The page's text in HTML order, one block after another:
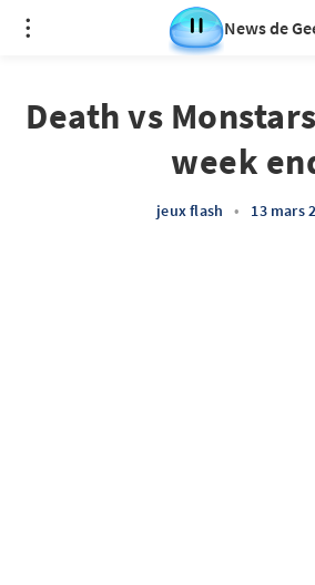
News de
Death vs
week
jeux flash • 13 mars